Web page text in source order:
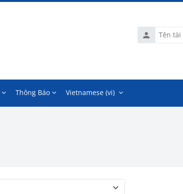
Tên
tài
Thông Báo Vietnamese ‎(vi)‎